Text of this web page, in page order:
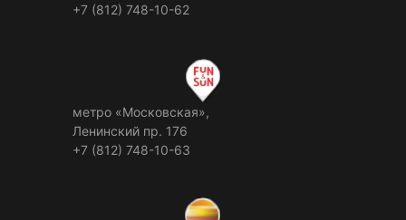
+7 (812) 748-10-62
метро «Московская»,
Ленинский пр. 176
+7 (812) 748-10-63